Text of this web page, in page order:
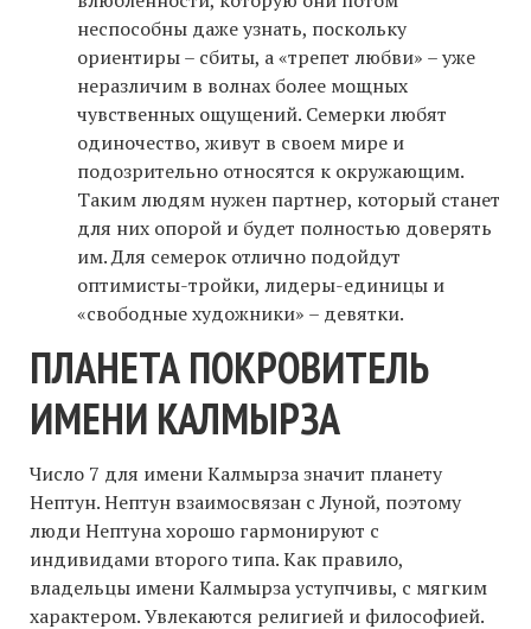
неспособны даже узнать, поскольку
ориентиры – сбиты, а «трепет любви» – уже
неразличим в волнах более мощных
чувственных ощущений. Семерки любят
одиночество, живут в своем мире и
подозрительно относятся к окружающим.
Таким людям нужен партнер, который станет
для них опорой и будет полностью доверять
им. Для семерок отлично подойдут
оптимисты-тройки, лидеры-единицы и
«свободные художники» – девятки.
ПЛАНЕТА ПОКРОВИТЕЛЬ
ИМЕНИ КАЛМЫРЗА
Число 7 для имени Калмырза значит планету
Нептун. Нептун взаимосвязан с Луной, поэтому
люди Нептуна хорошо гармонируют с
индивидами второго типа. Как правило,
владельцы имени Калмырза уступчивы, с мягким
характером. Увлекаются религией и философией.